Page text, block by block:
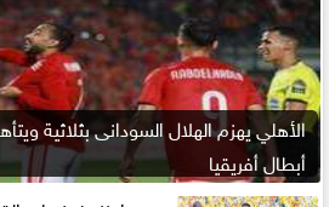
الأهلي يهزم الهلال السودانى بثلاثية
أبطال أفريقيا